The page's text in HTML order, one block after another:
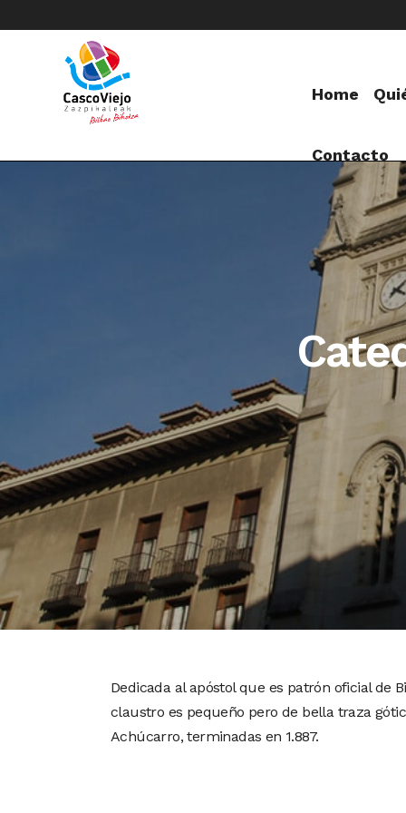
Home
Contacto
Dedicada al apóstol que es patrón oficial de
claustro es pequeño pero de bella traza
Achúcarro, terminadas en 1.887.